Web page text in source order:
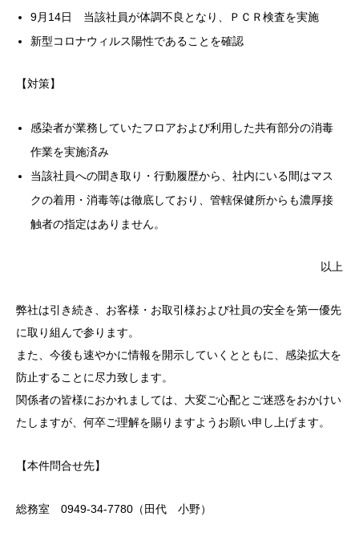
9月14日 当該社員が体調不良となり、ＰＣＲ検査を実施
新型コロナウィルス陽性であることを確認
【対策】
感染者が業務していたフロアおよび利用した共有部分の消毒
作業を実施済み
当該社員への聞き取り・行動履歴から、社内にいる間はマス
クの着用・消毒等は徹底しており、管轄保健所からも濃厚接
触者の指定はありません。
以上
弊社は引き続き、お客様・お取引様および社員の安全を第一優先
に取り組んで参ります。
また、今後も速やかに情報を開示していくとともに、感染拡大を
防止することに尽力致します。
関係者の皆様におかれましては、大変ご心配とご迷惑をおかけい
たしますが、何卒ご理解を賜りますようお願い申し上げます。
【本件問合せ先】
総務室 0949-34-7780（田代 小野）